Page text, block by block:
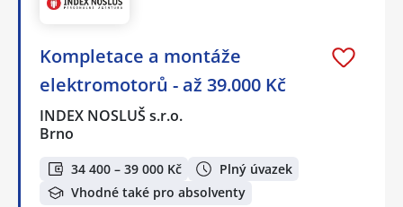
Kompletace a montáže
elektromotorů - až 39.000 Kč
INDEX NOSLUŠ s.r.o.
Brno
34 400 – 39 000 Kč
Plný úvazek
Vhodné také pro absolventy